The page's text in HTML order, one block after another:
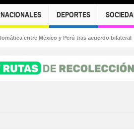
DEPORTES
México y Perú tras acuerdo bilateral